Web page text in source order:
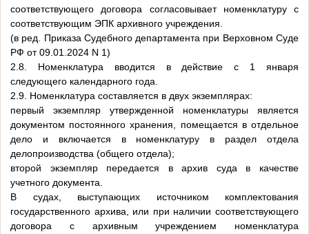
соответствующего договора согласовывает номенклатуру с
соответствующим ЭПК архивного учреждения.
(в ред. Приказа Судебного департамента при Верховном Суде
РФ от 09.01.2024 N 1)
2.8. Номенклатура вводится в действие с 1 января
следующего календарного года.
2.9. Номенклатура составляется в двух экземплярах:
первый экземпляр утвержденной номенклатуры является
документом постоянного хранения, помещается в отдельное
дело и включается в номенклатуру в раздел отдела
делопроизводства (общего отдела);
второй экземпляр передается в архив суда в качестве
учетного документа.
В судах, выступающих источником комплектования
государственного архива, или при наличии соответствующего
договора с архивным учреждением номенклатура